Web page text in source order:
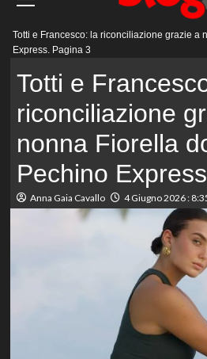
principale
Totti e Francesco: la riconciliazione grazie a
Express. Pagina 3
Totti e
riconciliazione
nonna Fiorella
Pechino
Anna Gaia Cavallo 4 Giugno 2026 :